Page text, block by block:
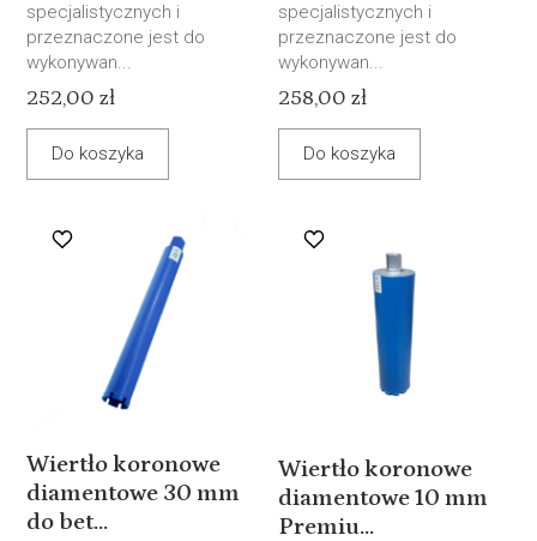
specjalistycznych i
przeznaczone jest do
wykonywan...
252,00 zł
Do koszyka
specjalistycznych i
przeznaczone jest do
wykonywan...
258,00 zł
Do koszyka
Wiertło koronowe
diamentowe 30 mm
do bet...
Wiertło koronowe
diamentowe 10 mm
Premiu...